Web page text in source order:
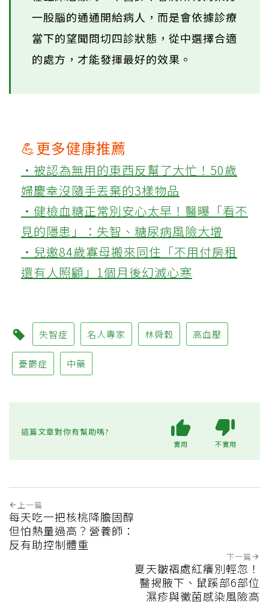
一股腦的通通開給病人，而是會依據診療
當下的望聞問切四診狀態，從中選擇合適
的處方，才能發揮最好的效果。
💪更多健康推薦
‧被認為無用的東西反幫了大忙！50歲
婦慶幸沒隨手丟棄的3樣物品
‧健檢血糖正常別安心太早！醫曝「看不
見的隱患」：失智、糖尿病風險大增
‧兒邀84歲寡母搬來同住「不用付房租
還有人照顧」1個月後幻滅心寒
失智症 名人專家 林舜穀 高血壓
憂鬱症 中藥
這篇文章對你有幫助嗎?
實用 不實用
上一篇
每天吃一把核桃降膽固醇
但怕熱量過高？營養師：
反有助控制體重
下一篇
夏天皺褶處紅癢別輕忽！
醫揭腋下、鼠蹊部6部位
濕疹與黴菌感染風險高